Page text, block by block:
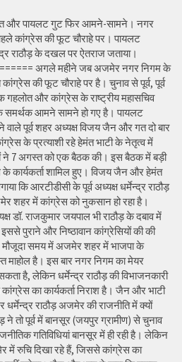
और पायलट गुट फिर आमने-सामने। नगर
कांग्रेस की फूट चौराहे पर। पायलट
राठौड़ के दखल पर ऐतराज जताया।
अगले महीने जब अजमेर नगर निगम के
की फूट चौराहे पर है। चुनाव से पूर्व, पूर्व
गहलोत और कांग्रेस के राष्ट्रीय महासचिव
समर्थक आमने सामने हो गए है। पायलट
वाले पूर्व शहर अध्यक्ष विजय जैन और गत दो बार
के प्रत्याशी रहे हेमंत भाटी के नेतृत्व में
ने 7 अगस्त को एक बैठक की। इस बैठक में बड़ी
कार्यकर्ता शामिल हुए। विजय जैन और हेमंत
कि आरटीडीसी के पूर्व अध्यक्ष धर्मेन्द्र राठौड़
में कांग्रेस को नुकसान हो रहा है।
डॉ. राजकुमार जयपाल भी राठौड़ के दबाव में
पुराने और निष्ठावान कांग्रेसियों की की
मौजूदा समय में अजमेर शहर में भाजपा के
माहोल है। इस बार नगर निगम का मेयर
है, लेकिन धर्मेन्द्र राठौड़ की विभाजनकारी
का कार्यकर्ता निराश है। जैन और भाटी
राठौड़ अजमेर की राजनीति में क्यों
ने तो पूर्व में बानसूर (जयपुर ग्रामीण) से चुनाव
गतिविधियां बानसूर में ही रही है। लेकिन
में रुचि दिखा रहे हैं, जिससे कांग्रेस का